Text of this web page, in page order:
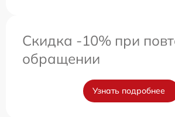
Скидка -10% при
обращении
Узнать подробнее